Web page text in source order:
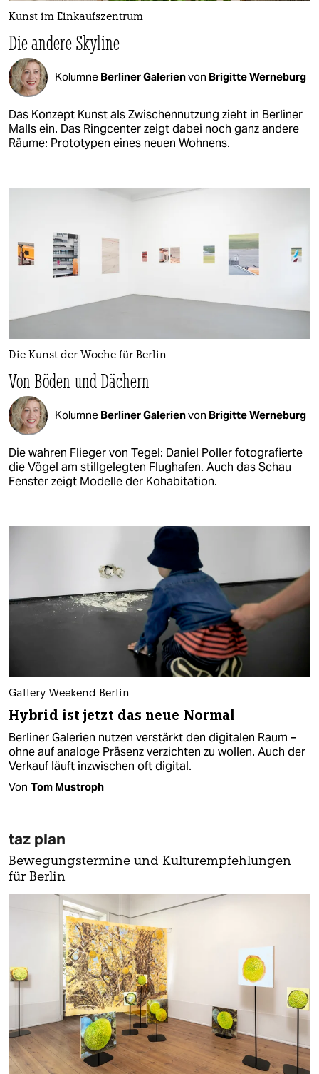
Kunst im Einkaufszentrum
Die andere Skyline
Kolumne Berliner Galerienvon Brigitte Werneburg
Das Konzept Kunst als Zwischennutzung zieht in Berliner
Malls ein. Das Ringcenter zeigt dabei noch ganz andere
Räume: Prototypen eines neuen Wohnens.
Die Kunst der Woche für Berlin
Von Böden und Dächern
Kolumne Berliner Galerienvon Brigitte Werneburg
Die wahren Flieger von Tegel: Daniel Poller fotografierte
die Vögel am stillgelegten Flughafen. Auch das Schau
Fenster zeigt Modelle der Kohabitation.
Gallery Weekend Berlin
Hybrid ist jetzt das neue Normal
Berliner Galerien nutzen verstärkt den digitalen Raum –
ohne auf analoge Präsenz verzichten zu wollen. Auch der
Verkauf läuft inzwischen oft digital.
Von Tom Mustroph
taz plan
Bewegungstermine und Kulturempfehlungen
für Berlin